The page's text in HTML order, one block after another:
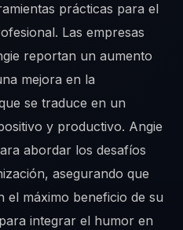
prácticas para el
Las empresas
reportan un aumento
mejora en la
se traduce en un
y productivo. Angie
abordar los desafíos
asegurando que
el máximo beneficio de su
integrar el humor en